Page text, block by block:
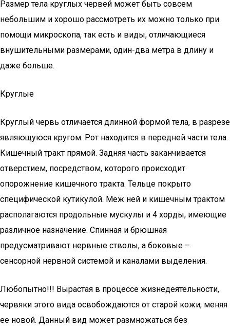
Размер тела круглых червей может быть совсем
небольшим и хорошо рассмотреть их можно только при
помощи микроскопа, так есть и виды, отличающиеся
внушительными размерами, один-два метра в длину и
даже больше.
Круглые
Круглый червь отличается длинной формой тела, в разрезе
являющуюся кругом. Рот находится в передней части тела.
Кишечный тракт прямой. Задняя часть заканчивается
отверстием, посредством, которого происходит
опорожнение кишечного тракта. Тельце покрыто
специфической кутикулой. Меж ней и кишечным трактом
располагаются продольные мускулы и 4 хорды, имеющие
различное назначение. Спинная и брюшная
предусматривают нервные стволы, а боковые –
сенсорной нервной системой и каналами выделения.
Любопытно!!! Вырастая в процессе жизнедеятельности,
червяки этого вида освобождаются от старой кожи, меняя
ее новой. Данный вид может размножаться без